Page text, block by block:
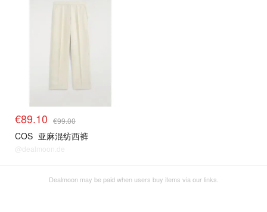
€89.10 €99.00
COS 亚麻混纺西裤
@dealmoon.de
Dealmoon may be paid when users buy items via our links.